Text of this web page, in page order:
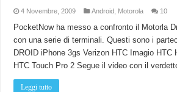
4 Novembre, 2009 Android Motorola 10
PocketNow ha messo a confronto il Motorla
con una serie di terminali. Questi sono i
DROID iPhone 3gs Verizon HTC Imagio HTC
HTC Touch Pro 2 Segue il video con il
Leggi tutto